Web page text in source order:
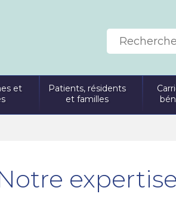
et
Patients, résidents
et familles
expertise